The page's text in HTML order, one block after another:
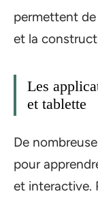
permettent de
et la
Les
et tablette
De
pour
et interactive.